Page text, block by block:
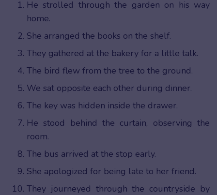
He strolled through the garden on his way
home.
She arranged the books on the shelf.
They gathered at the bakery for a little talk.
The bird flew from the tree to the ground.
We sat opposite each other during dinner.
The key was hidden inside the drawer.
He stood behind the curtain, observing the
room.
The bus arrived at the stop early.
She apologized for being late to her friend.
They journeyed through the countryside by